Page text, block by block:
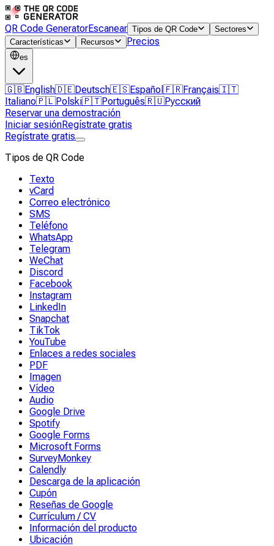
QR Code GeneratorEscanear Tipos de QR Code
Sectores
Características
Recursos Precios
es
🇬🇧English🇩🇪Deutsch🇪🇸Español 🇫🇷Français🇮🇹
Italiano🇵🇱Polski🇵🇹Português🇷🇺Русский
Reservar una demostración
Iniciar sesiónRegístrate gratis
Regístrate gratis
Tipos de QR Code
Texto
vCard
Correo electrónico
SMS
Teléfono
WhatsApp
Telegram
WeChat
Discord
Facebook
Instagram
LinkedIn
Snapchat
TikTok
YouTube
Enlaces a redes sociales
PDF
Imagen
Vídeo
Audio
Google Drive
Spotify
Google Forms
Microsoft Forms
SurveyMonkey
Calendly
Descarga de la aplicación
Cupón
Reseñas de Google
Currículum / CV
Información del producto
Ubicación